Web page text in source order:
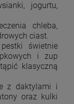
jogurtu,
chleba,
ciast.
świetnie
i zup
klasyczną
z daktylami i
oraz kulki